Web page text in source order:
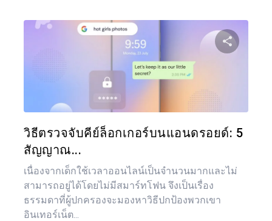
วิธีตรวจจับคีย์ล็อกเกอร์บนแอนดรอยด์: 5
สัญญาณ...
เนื่องจากเด็กใช้เวลาออนไลน์เป็นจำนวนมากและไม่
สามารถอยู่ได้โดยไม่มีสมาร์ทโฟน จึงเป็นเรื่อง
ธรรมดาที่ผู้ปกครองจะมองหาวิธีปกป้องพวกเขา
อินเทอร์เน็ต...